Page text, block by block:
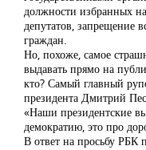
должности избранных
депутатов, запрещение
граждан.
Но, похоже, самое
выдавать прямо на
кто? Самый главный
президента Дмитрий
«Наши президентские
демократию, это про
В ответ на просьбу РБК